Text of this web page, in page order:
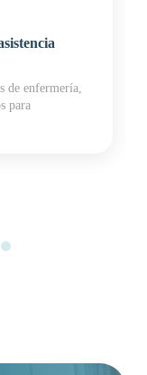
de enfermería,
para